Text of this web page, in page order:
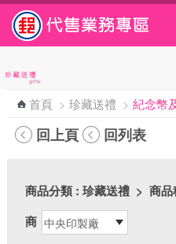
跳到主要內容區塊
首頁 > 珍藏送禮 > 紀念幣
回上頁 回列表
商品分類: 珍藏送禮 > 商
商